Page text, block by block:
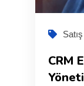
CRM